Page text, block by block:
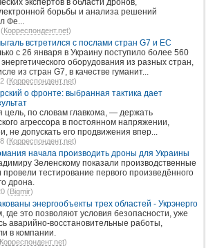
борьбы и анализа решений
Фе...
Корреспондент.net)
встретился с послами стран G7 и ЕС
с 26 января в Украину поступило более 560
оборудования из разных стран,
из стран G7, в качестве гуманит...
(Корреспондент.net)
о фронте: выбранная тактика дает
цель, по словам главкома, — держать
агрессора в постоянном напряжении,
не допускать его продвижения впер...
(Корреспондент.net)
начала производить дроны для Украины
Зеленскому показали производственные
провели тестирование первого произведённого
дрона.
(Bigmir)
энергообъекты трех областей - Укрэнерго
где это позволяют условия безопасности, уже
аварийно-восстановительные работы,
в компании.
Корреспондент.net)